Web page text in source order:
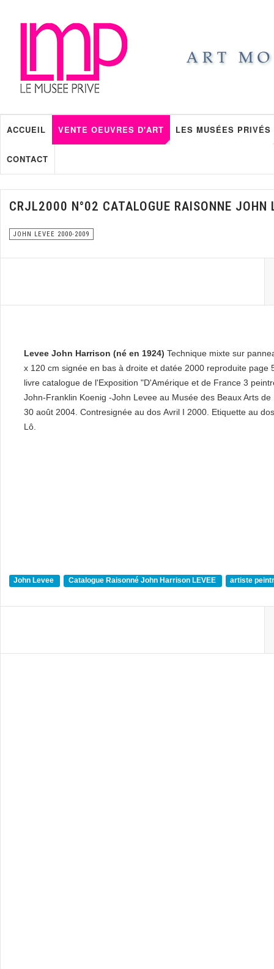
ACCUEIL VENTE OEUVRES D'ART LES MUSÉES PRIVÉS
CONTACT
CRJL2000 N°02 CATALOGUE RAISONNE JOHN
JOHN LEVEE 2000-2009
Levee John Harrison (né en 1924) Technique mixte sur
x 120 cm signée en bas à droite et datée 2000 reproduite page
livre catalogue de l'Exposition "D'Amérique et de France 3
John-Franklin Koenig -John Levee au Musée des Beaux Arts
30 août 2004. Contresignée au dos Avril I 2000. Etiquette au
Lô.
John Levee Catalogue Raisonné John Harrison LEVEE artiste